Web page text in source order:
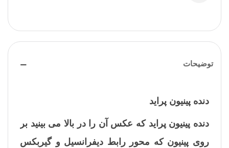
توضیحات
دنده پینیون پراید
دنده پینیون پراید که عکس آن را در بالا می بینید بر
روی پینیون که محور رابط دیفرانسیل و گیربکس